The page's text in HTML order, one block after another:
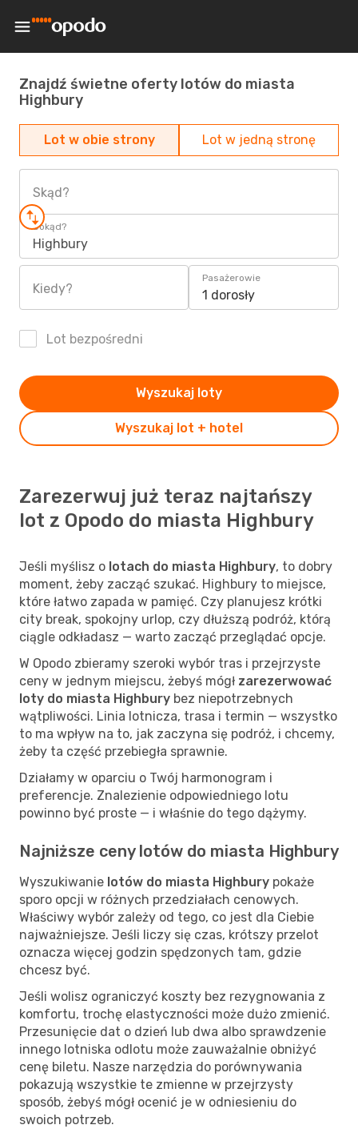
Znajdź świetne oferty lotów do miasta
Highbury
Lot w obie strony Lot w jedną stronę
Skąd?
Dokąd?
Highbury
Kiedy?
Pasażerowie
1 dorosły
Lot bezpośredni
Wyszukaj lot + hotel
Wyszukaj loty
Zarezerwuj już teraz najtańszy
lot z Opodo do miasta Highbury
Jeśli myślisz o lotach do miasta Highbury, to dobry
moment, żeby zacząć szukać. Highbury to miejsce,
które łatwo zapada w pamięć. Czy planujesz krótki
city break, spokojny urlop, czy dłuższą podróż, którą
ciągle odkładasz — warto zacząć przeglądać opcje.
W Opodo zbieramy szeroki wybór tras i przejrzyste
ceny w jednym miejscu, żebyś mógł zarezerwować
loty do miasta Highbury bez niepotrzebnych
wątpliwości. Linia lotnicza, trasa i termin — wszystko
to ma wpływ na to, jak zaczyna się podróż, i chcemy,
żeby ta część przebiegła sprawnie.
Działamy w oparciu o Twój harmonogram i
preferencje. Znalezienie odpowiedniego lotu
powinno być proste — i właśnie do tego dążymy.
Najniższe ceny lotów do miasta Highbury
Wyszukiwanie lotów do miasta Highbury pokaże
sporo opcji w różnych przedziałach cenowych.
Właściwy wybór zależy od tego, co jest dla Ciebie
najważniejsze. Jeśli liczy się czas, krótszy przelot
oznacza więcej godzin spędzonych tam, gdzie
chcesz być.
Jeśli wolisz ograniczyć koszty bez rezygnowania z
komfortu, trochę elastyczności może dużo zmienić.
Przesunięcie dat o dzień lub dwa albo sprawdzenie
innego lotniska odlotu może zauważalnie obniżyć
cenę biletu. Nasze narzędzia do porównywania
pokazują wszystkie te zmienne w przejrzysty
sposób, żebyś mógł ocenić je w odniesieniu do
swoich potrzeb.